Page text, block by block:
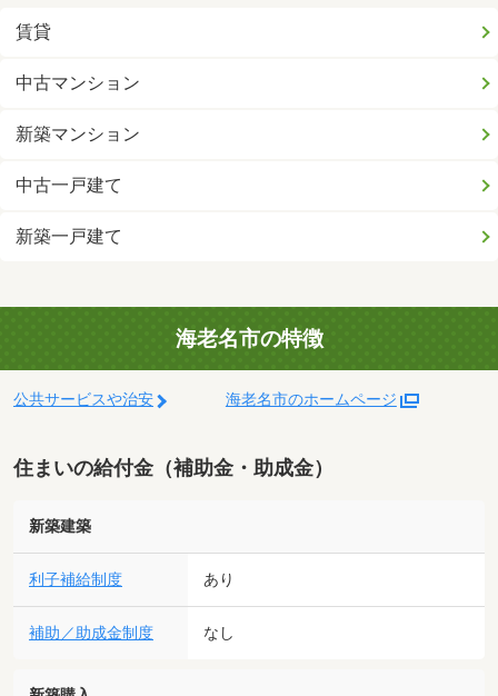
賃貸
中古マンション
新築マンション
中古一戸建て
新築一戸建て
海老名市の特徴
公共サービスや治安 海老名市のホームページ
住まいの給付金（補助金・助成金）
新築建築
利子補給制度 あり
補助／助成金制度 なし